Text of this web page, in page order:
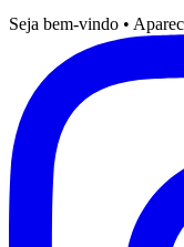
Seja bem-vindo •